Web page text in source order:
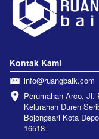
Kontak Kami
info@ruangbaik.com
Perumahan Arco, Jl.
Kelurahan Duren
Bojongsari Kota
16518